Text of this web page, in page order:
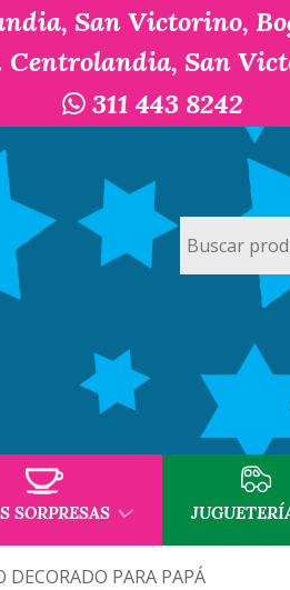
San Victorino,
Centrolandia, San
311 443 8242
por:
SORPRESAS
DECORADO PARA PAPÁ